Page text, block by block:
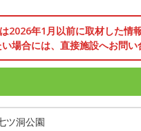
2026年1月以前に取材した情
場合には、直接施設へお問い
ツ洞公園